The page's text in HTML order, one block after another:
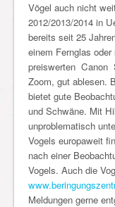
Vögel auch nicht
2012/2013/2014 in
bereits seit 25
einem Fernglas
preiswerten Canon
Zoom, gut ablesen.
bietet gute
und Schwäne. Mit
unproblematisch
Vogels europaweit
nach einer
Vogels. Auch die
Meldungen gerne